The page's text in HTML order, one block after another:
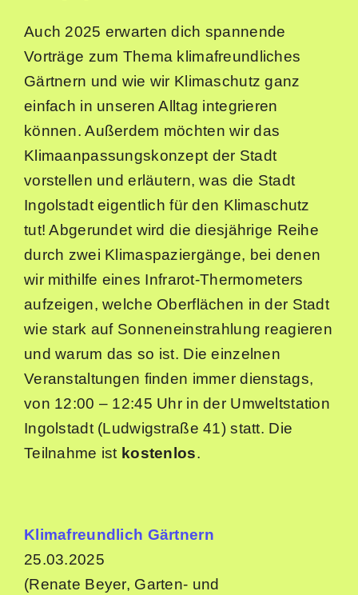
Sommer in der Stadt
Suche
Auch 2025 erwarten dich spannende
Vorträge zum Thema klimafreundliches
Gärtnern und wie wir Klimaschutz ganz
einfach in unseren Alltag integrieren
können. Außerdem möchten wir das
Klimaanpassungskonzept der Stadt
vorstellen und erläutern, was die Stadt
Ingolstadt eigentlich für den Klimaschutz
tut! Abgerundet wird die diesjährige Reihe
durch zwei Klimaspaziergänge, bei denen
wir mithilfe eines Infrarot-Thermometers
aufzeigen, welche Oberflächen in der Stadt
wie stark auf Sonneneinstrahlung reagieren
und warum das so ist. Die einzelnen
Veranstaltungen finden immer dienstags,
von 12:00 – 12:45 Uhr in der Umweltstation
Ingolstadt (Ludwigstraße 41) statt. Die
Teilnahme ist kostenlos.
Klimafreundlich Gärtnern
25.03.2025
(Renate Beyer, Garten- und